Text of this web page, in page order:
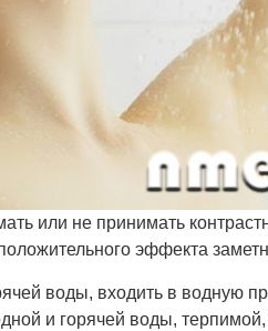
или не принимать
эффекта
воды, входить в водную
и горячей воды,